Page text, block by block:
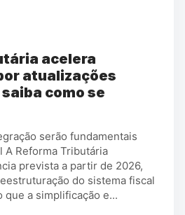
acelera
atualizações
como se
serão fundamentais
A Reforma Tributária
prevista a partir de 2026,
do sistema fiscal
que a simplificação e...